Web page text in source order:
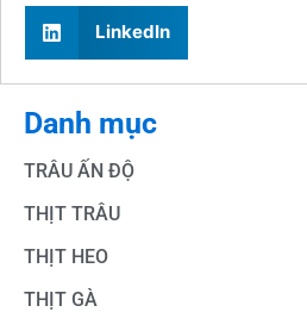
LinkedIn
Danh mục
TRÂU ẤN ĐỘ
THỊT TRÂU
THỊT HEO
THỊT GÀ